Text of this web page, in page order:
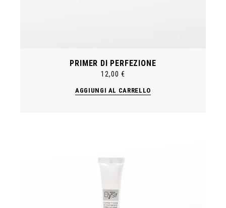
PRIMER DI PERFEZIONE
12,00€
AGGIUNGI AL CARRELLO